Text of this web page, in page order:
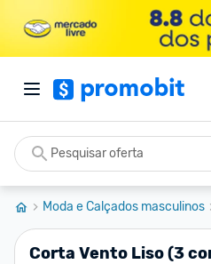
Moda e Calçados masculinos
Corta Vento Liso (3